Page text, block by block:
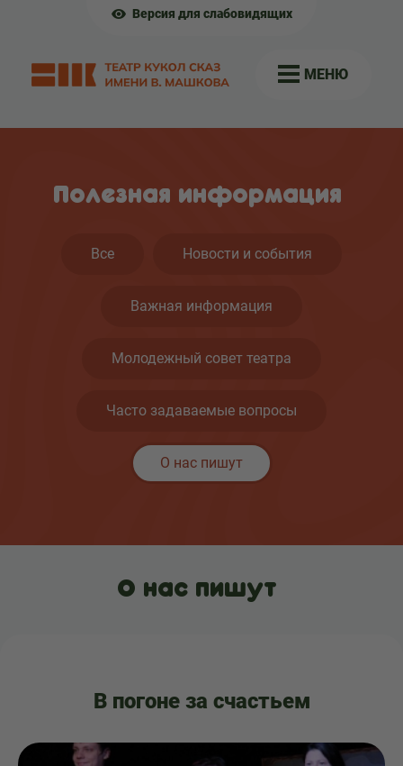
Версия для слабовидящих
МЕНЮ
Полезная информация
Все Новости и события
Важная информация
Молодежный совет театра
Часто задаваемые вопросы
О нас пишут
О нас пишут
В погоне за счастьем